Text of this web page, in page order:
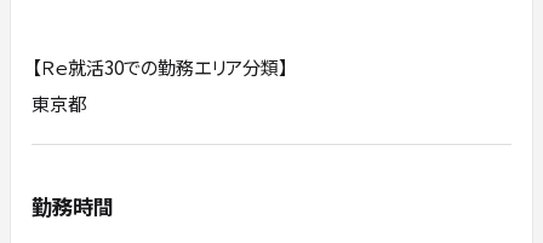
【Ｒｅ就活30での勤務エリア分類】
東京都
勤務時間